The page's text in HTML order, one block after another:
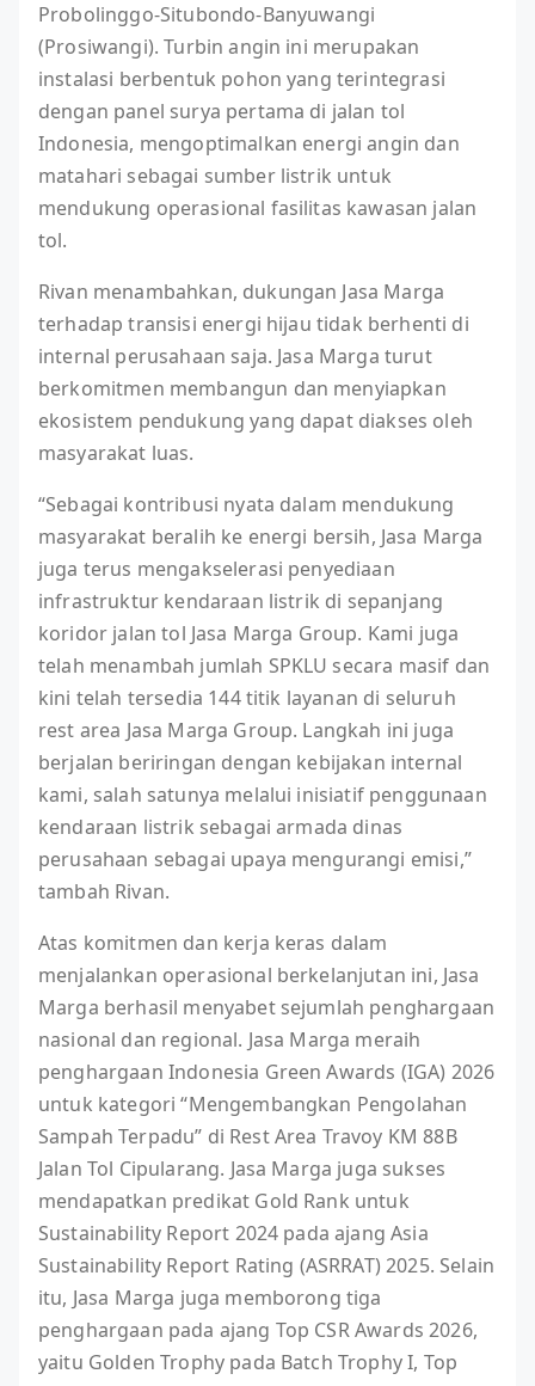
Probolinggo-Situbondo-Banyuwangi
(Prosiwangi). Turbin angin ini merupakan
instalasi berbentuk pohon yang terintegrasi
dengan panel surya pertama di jalan tol
Indonesia, mengoptimalkan energi angin dan
matahari sebagai sumber listrik untuk
mendukung operasional fasilitas kawasan jalan
tol.
Rivan menambahkan, dukungan Jasa Marga
terhadap transisi energi hijau tidak berhenti di
internal perusahaan saja. Jasa Marga turut
berkomitmen membangun dan menyiapkan
ekosistem pendukung yang dapat diakses oleh
masyarakat luas.
“Sebagai kontribusi nyata dalam mendukung
masyarakat beralih ke energi bersih, Jasa Marga
juga terus mengakselerasi penyediaan
infrastruktur kendaraan listrik di sepanjang
koridor jalan tol Jasa Marga Group. Kami juga
telah menambah jumlah SPKLU secara masif dan
kini telah tersedia 144 titik layanan di seluruh
rest area Jasa Marga Group. Langkah ini juga
berjalan beriringan dengan kebijakan internal
kami, salah satunya melalui inisiatif penggunaan
kendaraan listrik sebagai armada dinas
perusahaan sebagai upaya mengurangi emisi,”
tambah Rivan.
Atas komitmen dan kerja keras dalam
menjalankan operasional berkelanjutan ini, Jasa
Marga berhasil menyabet sejumlah penghargaan
nasional dan regional. Jasa Marga meraih
penghargaan Indonesia Green Awards (IGA) 2026
untuk kategori “Mengembangkan Pengolahan
Sampah Terpadu” di Rest Area Travoy KM 88B
Jalan Tol Cipularang. Jasa Marga juga sukses
mendapatkan predikat Gold Rank untuk
Sustainability Report 2024 pada ajang Asia
Sustainability Report Rating (ASRRAT) 2025. Selain
itu, Jasa Marga juga memborong tiga
penghargaan pada ajang Top CSR Awards 2026,
yaitu Golden Trophy pada Batch Trophy I, Top